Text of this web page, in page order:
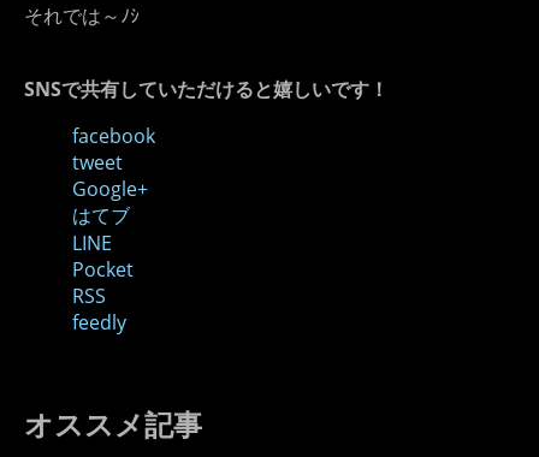
それでは～ﾉｼ
SNSで共有していただけると嬉しいです！
facebook
tweet
Google+
はてブ
LINE
Pocket
RSS
feedly
オススメ記事